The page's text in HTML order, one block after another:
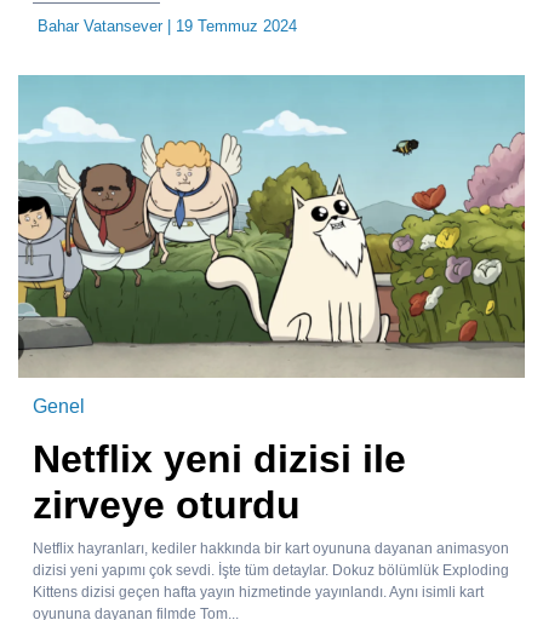
Bahar Vatansever| 19 Temmuz 2024
Genel
Netflix yeni dizisi ile
zirveye oturdu
Netflix hayranları, kediler hakkında bir kart oyununa dayanan animasyon
dizisi yeni yapımı çok sevdi. İşte tüm detaylar. Dokuz bölümlük Exploding
Kittens dizisi geçen hafta yayın hizmetinde yayınlandı. Aynı isimli kart
oyununa dayanan filmde Tom...